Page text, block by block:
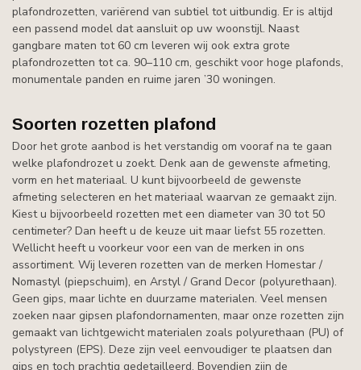
plafondrozetten, variërend van subtiel tot uitbundig. Er is altijd
een passend model dat aansluit op uw woonstijl. Naast
gangbare maten tot 60 cm leveren wij ook extra grote
plafondrozetten tot ca. 90–110 cm, geschikt voor hoge plafonds,
monumentale panden en ruime jaren ’30 woningen.
Soorten rozetten plafond
Door het grote aanbod is het verstandig om vooraf na te gaan
welke plafondrozet u zoekt. Denk aan de gewenste afmeting,
vorm en het materiaal. U kunt bijvoorbeeld de gewenste
afmeting selecteren en het materiaal waarvan ze gemaakt zijn.
Kiest u bijvoorbeeld rozetten met een diameter van 30 tot 50
centimeter? Dan heeft u de keuze uit maar liefst 55 rozetten.
Wellicht heeft u voorkeur voor een van de merken in ons
assortiment. Wij leveren rozetten van de merken Homestar /
Nomastyl (piepschuim), en Arstyl / Grand Decor (polyurethaan).
Geen gips, maar lichte en duurzame materialen. Veel mensen
zoeken naar gipsen plafondornamenten, maar onze rozetten zijn
gemaakt van lichtgewicht materialen zoals polyurethaan (PU) of
polystyreen (EPS). Deze zijn veel eenvoudiger te plaatsen dan
gips en toch prachtig gedetailleerd. Bovendien zijn de